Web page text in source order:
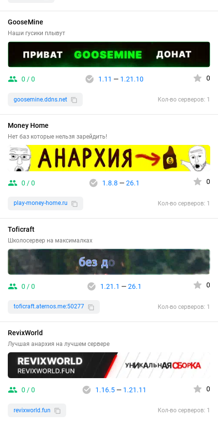
GooseMine
Наши гусики плывут
0 / 0 1.11 — 1.21.10 0
goosemine.ddns.net Кол-во серверов: 1
Money Home
Нет баз которые нельзя зарейдить!
0 / 0 1.8.8 — 26.1 0
play-money-home.ru Кол-во серверов: 1
Toficraft
Школосервер на максималках
0 / 0 1.21.1 — 26.1 0
toficraft.aternos.me:50277 Кол-во серверов: 1
RevixWorld
Лучшая анархия на лучшем сервере
0 / 0 1.16.5— 1.21.11 0
revixworld.fun Кол-во серверов: 1